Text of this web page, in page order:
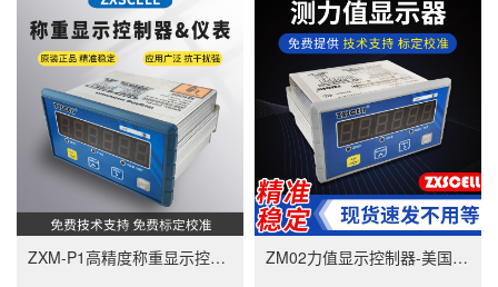
ZXM-P1高精度称重显示控制器-ZXMP1美国中克塞尔品牌称重仪表 ZM02力值显示控制器-美国中克塞尔品牌称重仪表